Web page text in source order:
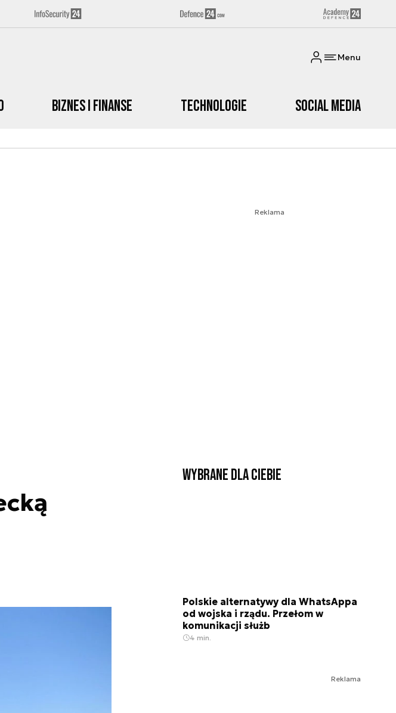
Menu
Biznes i Finanse Technologie Social media
Reklama
Wybrane dla Ciebie
Polskie alternatywy dla WhatsAppa
od wojska i rządu. Przełom w
komunikacji służb
4 min.
Reklama